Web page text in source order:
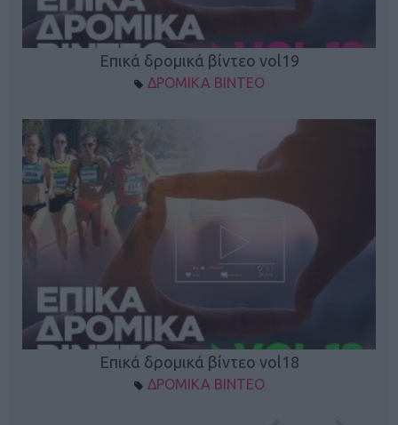
Επικά δρομικά βίντεο vol19
ΔΡΟΜΙΚΑ ΒΙΝΤΕΟ
Επικά δρομικά βίντεο vol18
ΔΡΟΜΙΚΑ ΒΙΝΤΕΟ